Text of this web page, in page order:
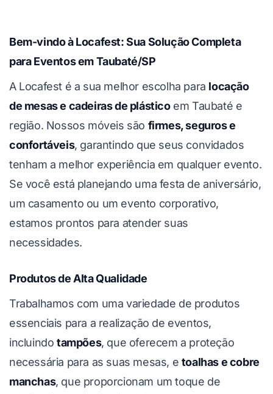
Bem-vindo à Locafest: Sua Solução Completa
para Eventos em Taubaté/SP
A Locafest é a sua melhor escolha para locação
de mesas e cadeiras de plásticoem Taubaté e
região. Nossos móveis são firmes, seguros e
confortáveis, garantindo que seus convidados
tenham a melhor experiência em qualquer evento.
Se você está planejando uma festa de aniversário,
um casamento ou um evento corporativo,
estamos prontos para atender suas
necessidades.
Produtos de Alta Qualidade
Trabalhamos com uma variedade de produtos
essenciais para a realização de eventos,
incluindo tampões, que oferecem a proteção
necessária para as suas mesas, e toalhas e cobre
manchas, que proporcionam um toque de